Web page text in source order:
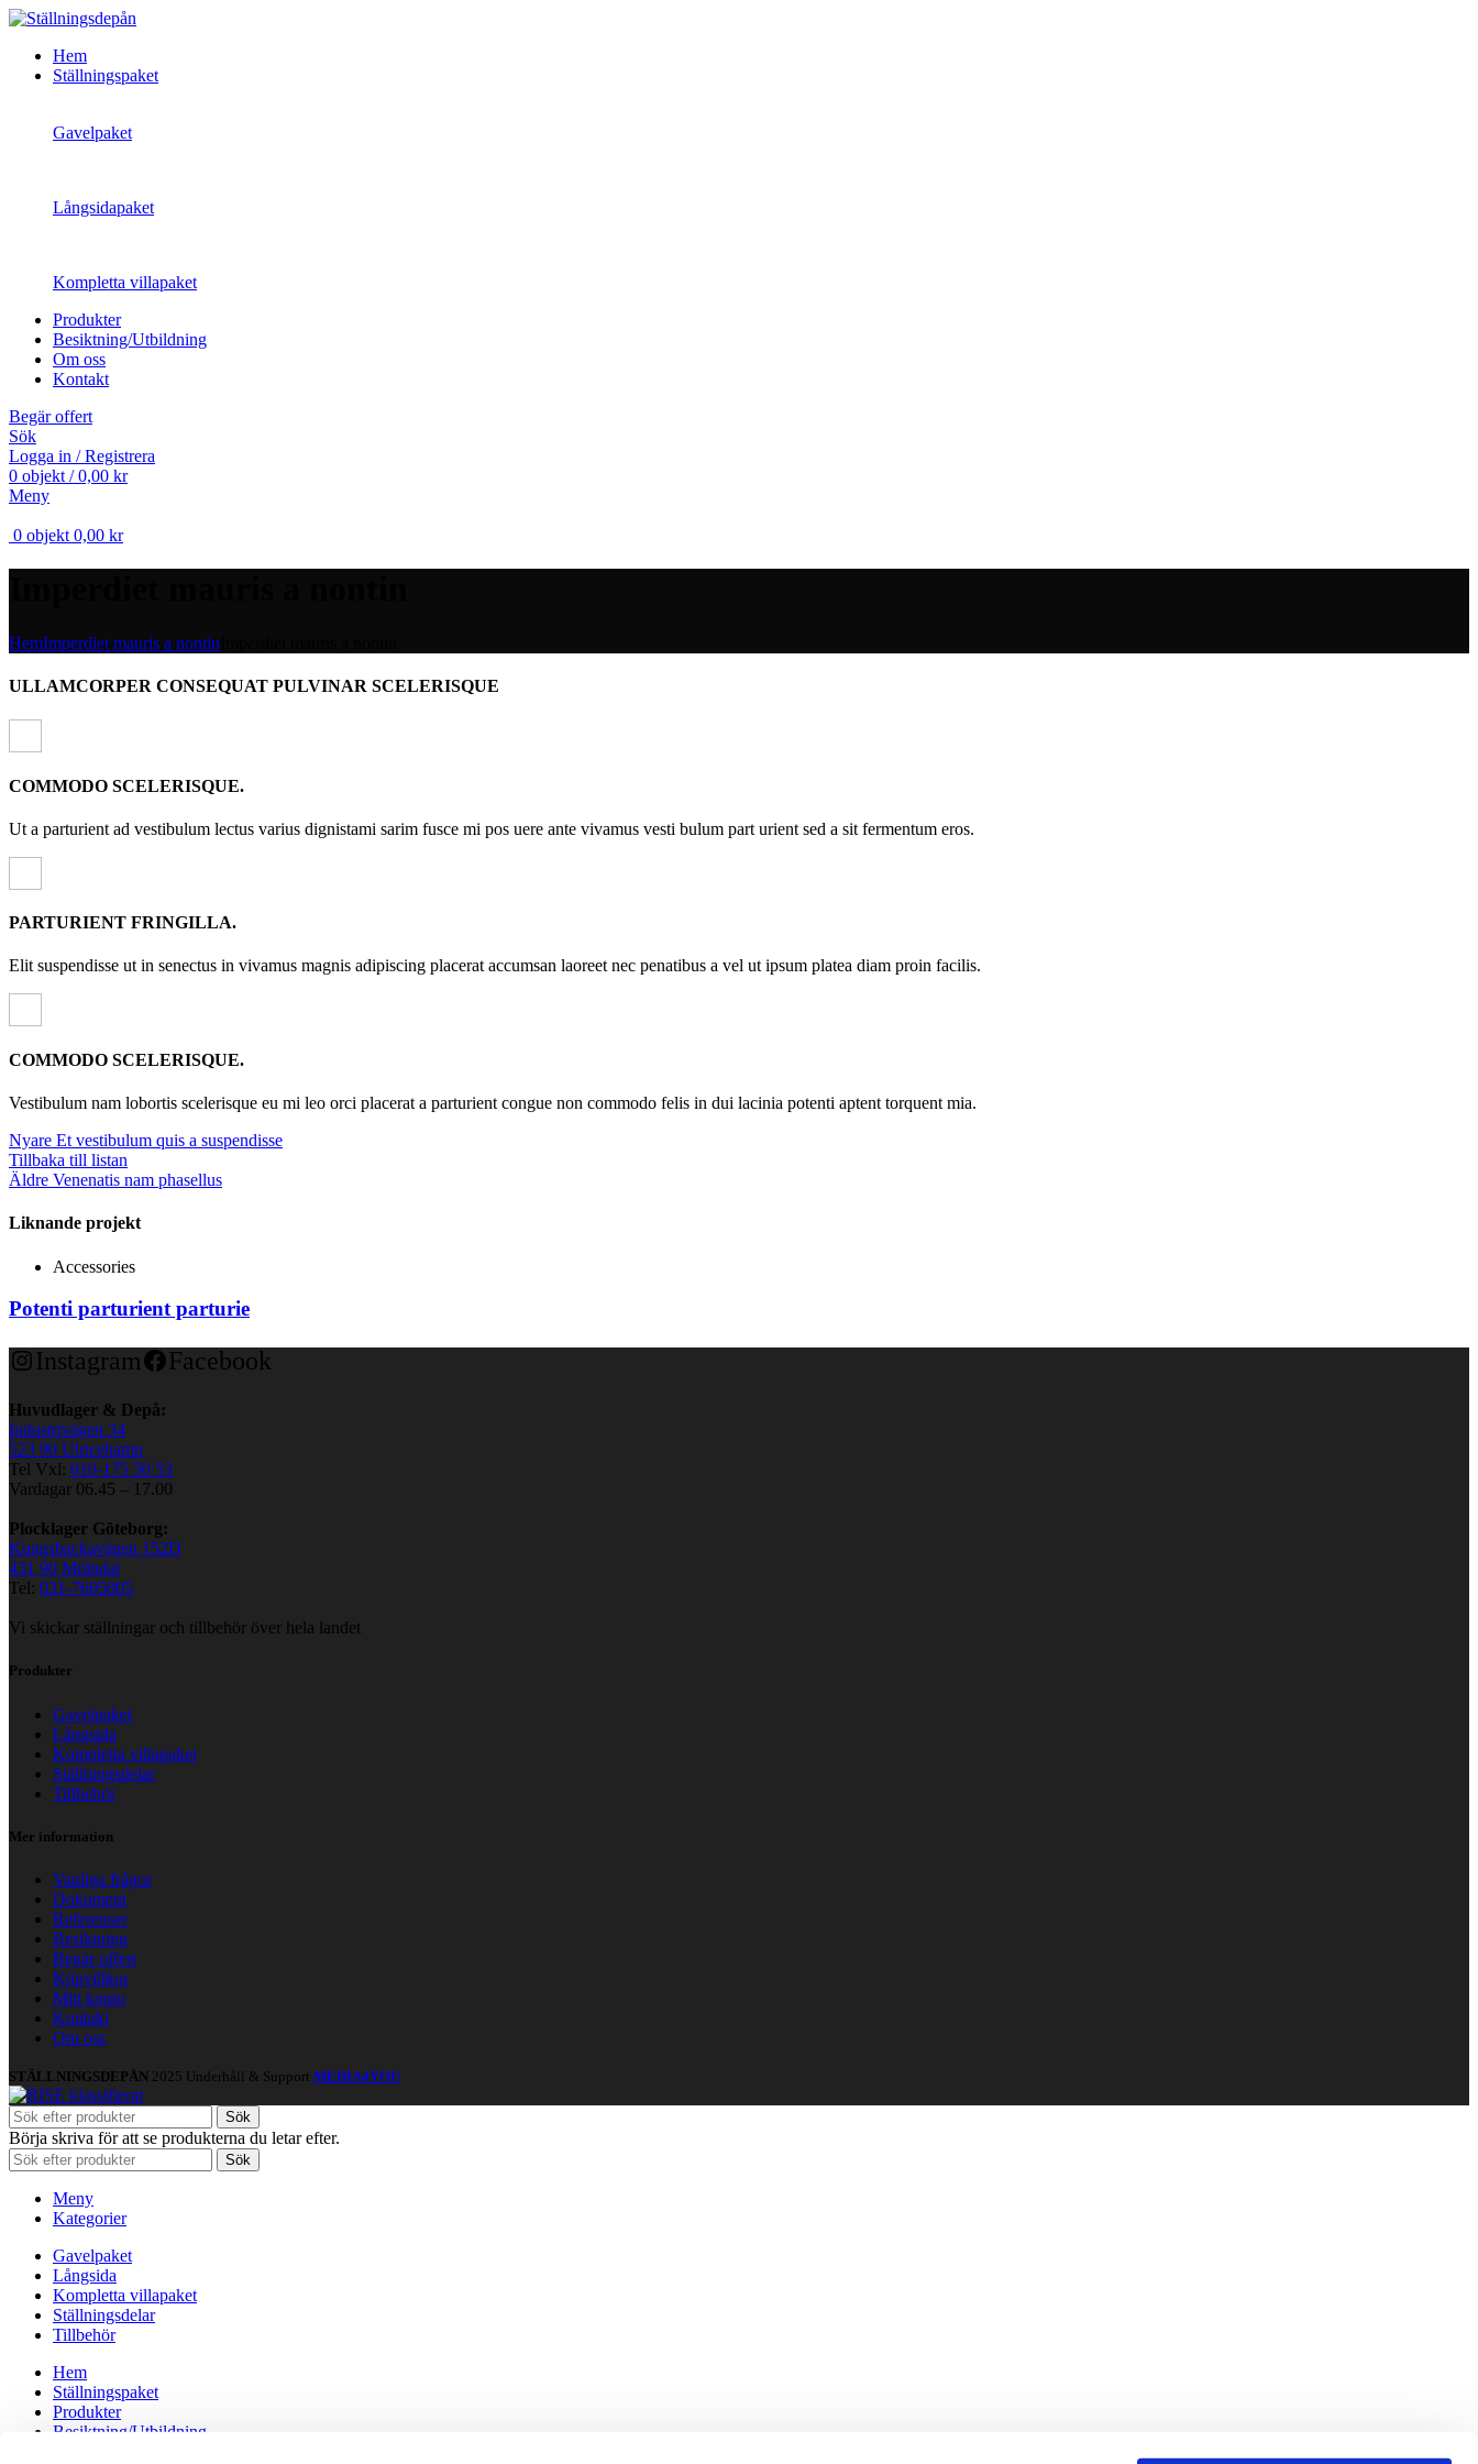
Hem
Ställningspaket
Gavelpaket
Långsidapaket
Kompletta villapaket
Produkter
Besiktning/Utbildning
Om oss
Kontakt
Begär offert
Sök
Logga in / Registrera
0 objekt / 0,00 kr
Meny
0 objekt 0,00 kr
HemImperdiet mauris a nontin
ULLAMCORPER CONSEQUAT PULVINAR SCELERISQUE
COMMODO SCELERISQUE.
Ut a parturient ad vestibulum lectus varius dignistami sarim fusce mi pos uere ante vivamus vesti bulum part urient sed a sit fermentum eros.
PARTURIENT FRINGILLA.
Elit suspendisse ut in senectus in vivamus magnis adipiscing placerat accumsan laoreet nec penatibus a vel ut ipsum platea diam proin facilis.
COMMODO SCELERISQUE.
Vestibulum nam lobortis scelerisque eu mi leo orci placerat a parturient congue non commodo felis in dui lacinia potenti aptent torquent mia.
Nyare Et vestibulum quis a suspendisse
Tillbaka till listan
Äldre Venenatis nam phasellus
Liknande projekt
Accessories
Potenti parturient parturie
Instagram Facebook
Huvudlager & Depå:
Industrivägen 34
523 90 Ulricehamn
Tel Vxl: 010-175 50 53
Vardagar 06.45 – 17.00
Plocklager Göteborg:
Kungsbackavägen 152D
431 90 Mölndal
Tel: 031-7605005
Vi skickar ställningar och tillbehör över hela landet
Produkter
Gavelpaket
Långsida
Kompletta villapaket
Ställningsdelar
Tillbehör
Mer information
Vanliga frågor
Dokument
Referenser
Besiktning
Begär offert
Köpvillkor
Mitt konto
Kontakt
Om oss
STÄLLNINGSDEPÅN 2025 Underhåll & Support MEDIA4YOU
Sök
Börja skriva för att se produkterna du letar efter.
Sök
Meny
Kategorier
Gavelpaket
Långsida
Kompletta villapaket
Ställningsdelar
Tillbehör
Hem
Ställningspaket
Produkter
Besiktning/Utbildning